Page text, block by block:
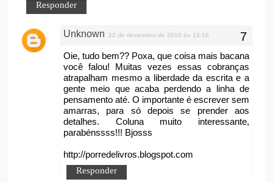
Responder
Unknown 22 de dezembro de 2016 às 13:10
Oie, tudo bem?? Poxa, que coisa mais bacana
você falou! Muitas vezes essas cobranças
atrapalham mesmo a liberdade da escrita e a
gente meio que acaba perdendo a linha de
pensamento até. O importante é escrever sem
amarras, para só depois se prender aos
detalhes. Coluna muito interessante,
parabénssss!!! Bjosss
http://porredelivros.blogspot.com
Responder